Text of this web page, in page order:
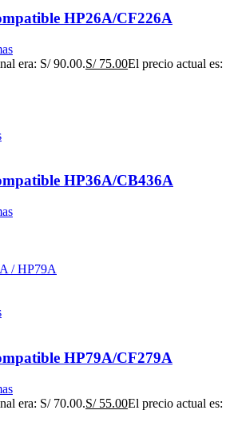
HP26A/CF226A
era: S/ 90.00.S/75.00El precio actual es:
HP36A/CB436A
HP79A/CF279A
era: S/ 70.00.S/55.00El precio actual es: